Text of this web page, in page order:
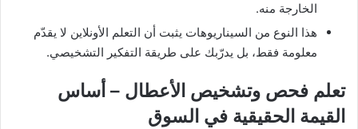
الخارجة منه.
هذا النوع من السيناريوهات يثبت أن التعلم الأونلاين لا يقدّم
معلومة فقط، بل يدرّبك على طريقة التفكير التشخيصي.
تعلم فحص وتشخيص الأعطال – أساس
القيمة الحقيقية في السوق